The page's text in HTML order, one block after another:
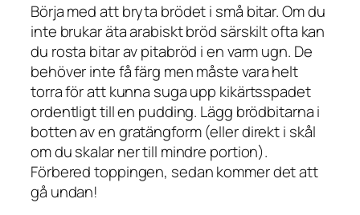
Börja med att bryta brödet i små bitar. Om du
inte brukar äta arabiskt bröd särskilt ofta kan
du rosta bitar av pitabröd i en varm ugn. De
behöver inte få färg men måste vara helt
torra för att kunna suga upp kikärtsspadet
ordentligt till en pudding. Lägg brödbitarna i
botten av en gratängform (eller direkt i skål
om du skalar ner till mindre portion).
Förbered toppingen, sedan kommer det att
gå undan!